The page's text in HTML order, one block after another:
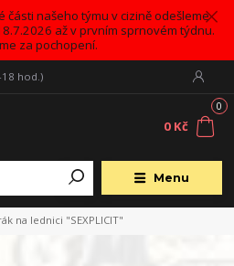
našeho týmu v cizině odešleme
až v prvním sprnovém týdnu.
za pochopení.
Menu
18 hod.)
0
0 Kč
na lednici "SEXPLICIT"